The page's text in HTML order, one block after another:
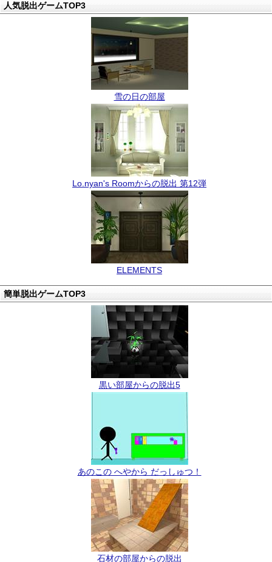
人気脱出ゲームTOP3
雪の日の部屋
Lo.nyan's Roomからの脱出 第12弾
ELEMENTS
簡単脱出ゲームTOP3
黒い部屋からの脱出5
あのこの へやから だっしゅつ！
石材の部屋からの脱出